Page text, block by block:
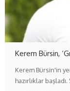
Kerem Bürsin,
Kerem Bürsin'in
hazırlıklar